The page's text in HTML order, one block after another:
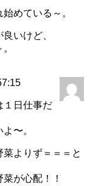
めている～。
いけど、
１日仕事だ
〜。
よりず＝＝＝と
が心配！！